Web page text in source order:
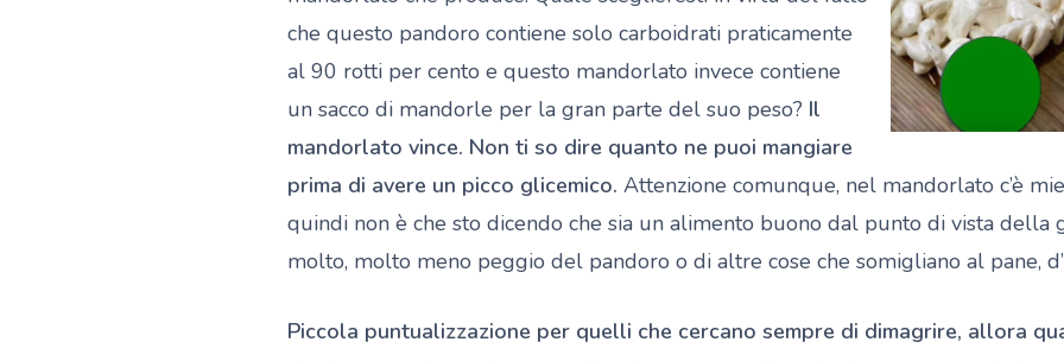
che questo pandoro contiene solo carboidrati praticamente
al 90 rotti per cento e questo mandorlato invece contiene
un sacco di mandorle per la gran parte del suo peso? Il
mandorlato vince. Non ti so dire quanto ne puoi mangiare
prima di avere un picco glicemico. Attenzione comunque, nel mandorlato c’è
quindi non è che sto dicendo che sia un alimento buono dal punto di vista della
molto, molto meno peggio del pandoro o di altre cose che somigliano al pane,
Piccola puntualizzazione per quelli che cercano sempre di dimagrire, allora